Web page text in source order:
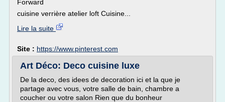
Forward
cuisine verrière atelier loft Cuisine...
Lire la suite
Site : https://www.pinterest.com
Art Déco: Deco cuisine luxe
De la deco, des idees de decoration ici et la que je
partage avec vous, votre salle de bain, chambre a
coucher ou votre salon Rien que du bonheur